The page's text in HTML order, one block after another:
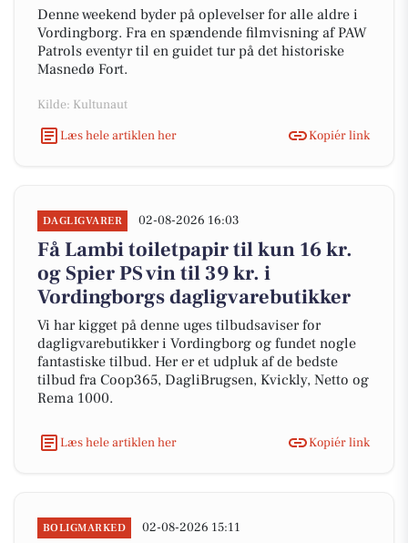
Denne weekend byder på oplevelser for alle aldre i
Vordingborg. Fra en spændende filmvisning af PAW
Patrols eventyr til en guidet tur på det historiske
Masnedø Fort.
Kilde: Kultunaut
Læs hele artiklen her
Kopiér link
DAGLIGVARER 02-08-2026 16:03
Få Lambi toiletpapir til kun 16 kr.
og Spier PS vin til 39 kr. i
Vordingborgs dagligvarebutikker
Vi har kigget på denne uges tilbudsaviser for
dagligvarebutikker i Vordingborg og fundet nogle
fantastiske tilbud. Her er et udpluk af de bedste
tilbud fra Coop365, DagliBrugsen, Kvickly, Netto og
Rema 1000.
Læs hele artiklen her Kopiér link
BOLIGMARKED 02-08-2026 15:11